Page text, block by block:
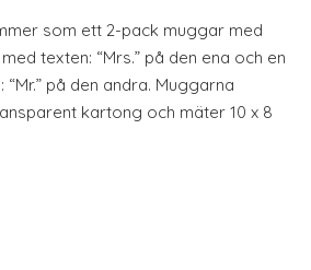
som ett 2-pack muggar med
texten: “Mrs.” på den ena och en
på den andra. Muggarna
kartong och mäter 10 x 8